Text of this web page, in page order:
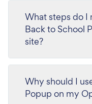
What steps do I
Back to School
site?
Why should I
Popup on my